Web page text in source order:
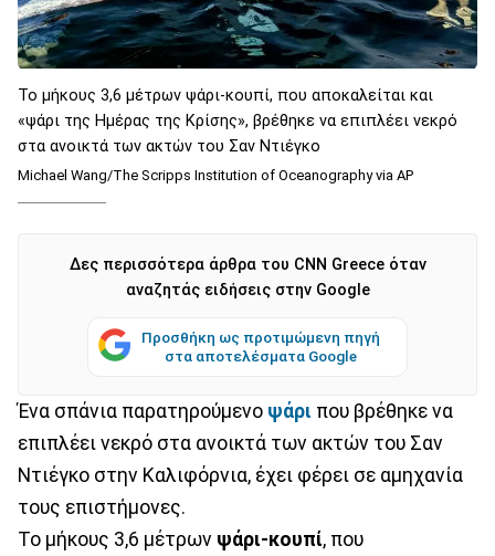
Το μήκους 3,6 μέτρων ψάρι-κουπί, που αποκαλείται και
«ψάρι της Ημέρας της Κρίσης», βρέθηκε να επιπλέει νεκρό
στα ανοικτά των ακτών του Σαν Ντιέγκο
Michael Wang/The Scripps Institution of Oceanography via AP
Δες περισσότερα άρθρα του CNN Greece όταν
αναζητάς ειδήσεις στην Google
Προσθήκη ως προτιμώμενη πηγή
στα αποτελέσματα Google
Ένα σπάνια παρατηρούμενο ψάρι που βρέθηκε να
επιπλέει νεκρό στα ανοικτά των ακτών του Σαν
Ντιέγκο στην Καλιφόρνια, έχει φέρει σε αμηχανία
τους επιστήμονες.
Το μήκους 3,6 μέτρων ψάρι-κουπί, που